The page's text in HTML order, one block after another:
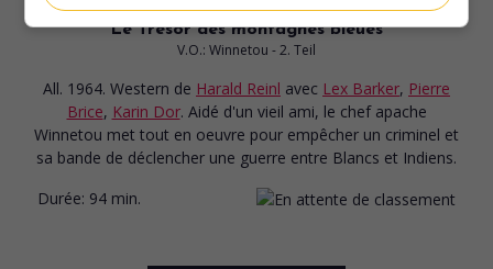
Le Trésor des montagnes bleues
V.O.: Winnetou - 2. Teil
All. 1964. Western de Harald Reinl avec Lex Barker, Pierre
Brice, Karin Dor. Aidé d'un vieil ami, le chef apache
Winnetou met tout en oeuvre pour empêcher un criminel et
sa bande de déclencher une guerre entre Blancs et Indiens.
Durée: 94 min.